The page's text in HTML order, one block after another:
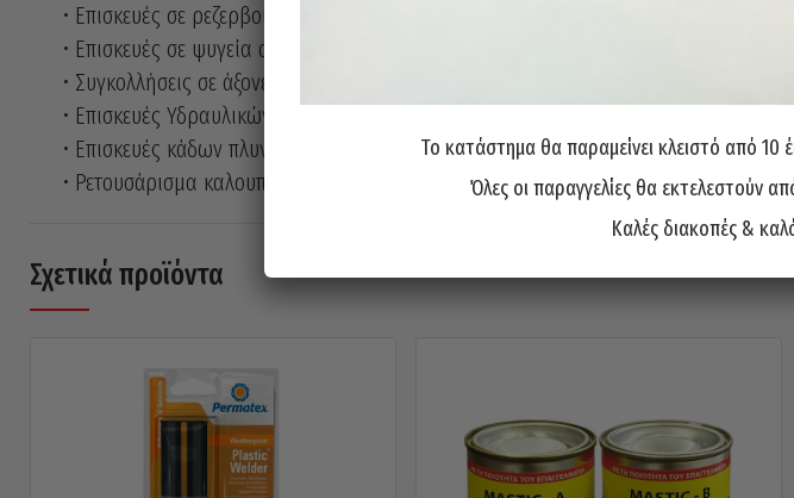
• Επισκευές σε ρεζερβουάρ παντός τύπου
• Επισκευές σε ψυγεία αυτοκινήτων
• Συγκολλήσεις σε άξονες ή γρανάζια κ.α.
• Επισκευές Υδραυλικών εγκαταστάσεων
• Επισκευές κάδων πλυντηρίων
• Ρετουσάρισμα καλουπιών και χιλιάδες ακόμα χρήσεις
Σχετικά προϊόντα
Το κατάστημα θα παραμείνει κλειστό από 10
Όλες οι παραγγελίες θα εκτελεστούν
Καλές διακοπές &